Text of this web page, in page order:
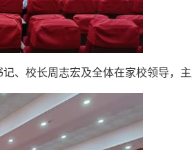
、校长周志宏及全体在家校领导，